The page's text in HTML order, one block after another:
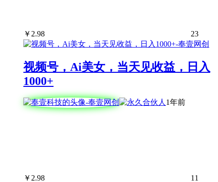
￥ 2.98 23
视频号，Ai美女，当天见收益，日入
1000+
1年前
￥ 2.98 11